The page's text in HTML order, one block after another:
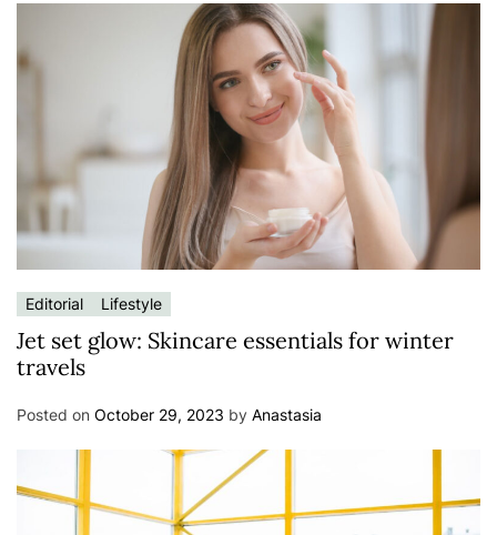
Editorial Lifestyle
Jet set glow: Skincare essentials for winter
travels
Posted on October 29, 2023 by Anastasia